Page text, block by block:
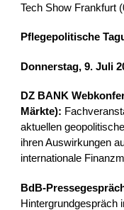
Tech Show Frankfurt
Pflegepolitische
Donnerstag, 9. Juli
DZ BANK
Märkte):
aktuellen
ihren Auswirkungen
internationale
BdB-
Hintergrundgespräch